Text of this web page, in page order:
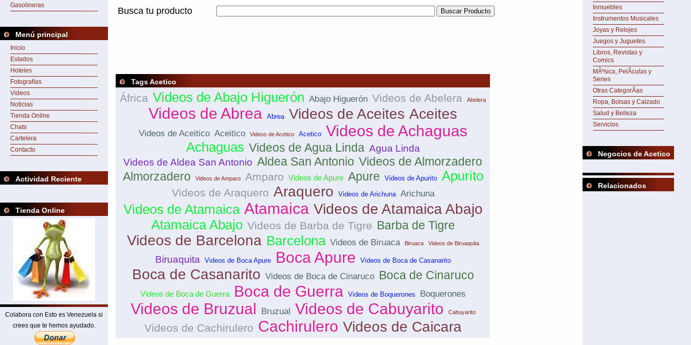
Gasolineras
Menú principal
Inicio
Estados
Hoteles
Fotografías
Videos
Noticias
Tienda Online
Chats
Cartelera
Contacto
Actividad Reciente
Tienda Online
Colabora con Esto es Venezuela si
crees que te hemos ayudado.
Busca tu producto
Tags Acetico
África Videos de Abajo Higuerón Abajo Higuerón Videos de Abelera Abelera
Videos de Abrea Abrea Videos de Aceites Aceites
Videos de Aceitico Aceitico Videos de Acetico Acetico Videos de Achaguas
Achaguas Videos de Agua Linda Agua Linda
Videos de Aldea San Antonio Aldea San Antonio Videos de Almorzadero
Almorzadero
Videos de Amparo Amparo Videos de Apure Apure Videos de Apurito Apurito
Videos de Araquero Araquero Videos de Arichuna Arichuna
Videos de Atamaica Atamaica Videos de Atamaica Abajo
Atamaica Abajo Videos de Barba de Tigre Barba de Tigre
Videos de Barcelona Barcelona Videos de Biruaca Biruaca Videos de Biruaquita
Biruaquita Videos de Boca Apure Boca Apure Videos de Boca de Casanarito
Boca de Casanarito Videos de Boca de Cinaruco Boca de Cinaruco
Videos de Boca de Guerra Boca de Guerra Videos de Boquerones Boquerones
Videos de Bruzual Bruzual Videos de Cabuyarito Cabuyarito
Videos de Cachirulero Cachirulero Videos de Caicara
Inmuebles
Instrumentos Musicales
Joyas y Relojes
Juegos y Juguetes
Libros, Revistas y
Comics
MÃºsica, PelÃ­culas y
Series
Otras CategorÃ­as
Ropa, Bolsas y Calzado
Salud y Belleza
Servicios
Negocios de Acetico
Relacionados